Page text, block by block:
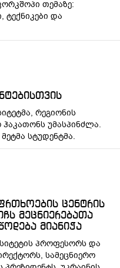
თემაზე:
ტექნიკები და
რეგიონის
უმასპინძლა.
სტუდენტმა.
ცენტრის
მეცნიერებათა
მიანიჭა
პროფესორს და
სამეცნიერო